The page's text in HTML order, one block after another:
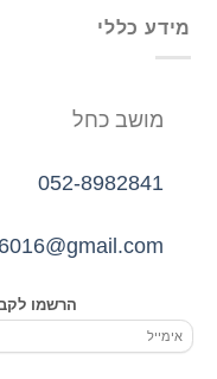
מידע כללי
מושב כחל
052-8982841
הרשמו